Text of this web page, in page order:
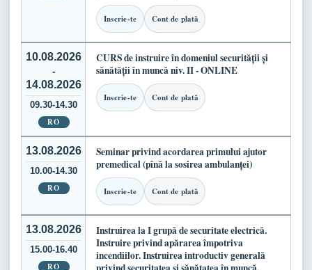
Inscrie-te Cont de plată
10.08.2026
-
14.08.2026
09.30-14.30
RO
CURS de instruire în domeniul securității și
sănătății în muncă niv. II - ONLINE
Inscrie-te Cont de plată
13.08.2026
10.00-14.30
RO
Seminar privind acordarea primului ajutor
premedical (pînă la sosirea ambulanței)
Inscrie-te Cont de plată
13.08.2026
15.00-16.40
RO
Instruirea la I grupă de securitate electrică.
Instruire privind apărarea împotriva
incendiilor. Instruirea introductiv generală